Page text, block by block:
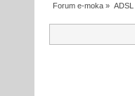
Forum e-moka » ADSL